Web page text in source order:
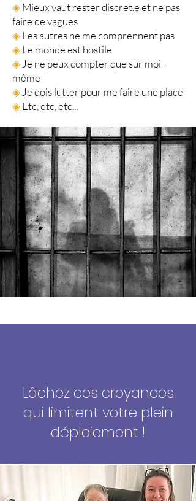
◈Mieux vaut rester discret.e et ne pas
faire de vagues
◈Les autres ne me comprennent pas
◈Le monde est hostile
◈ Je ne peux compter que sur moi-
même
◈ Je dois lutter pour me faire une place
◈Etc, etc, etc...
Lâchez ces croyances
qui limitent votre plein
déploiement !